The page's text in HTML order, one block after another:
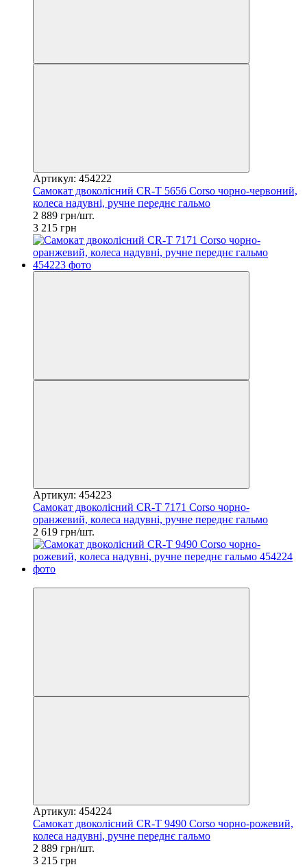
Артикул: 454222
Самокат двоколісний CR-T 5656 Corso чорно-червоний,
колеса надувні, ручне переднє гальмо
2 889 грн/шт.
3 215 грн
Артикул: 454223
Самокат двоколісний CR-T 7171 Corso чорно-
оранжевий, колеса надувні, ручне переднє гальмо
2 619 грн/шт.
Артикул: 454224
Самокат двоколісний CR-T 9490 Corso чорно-рожевий,
колеса надувні, ручне переднє гальмо
2 889 грн/шт.
3 215 грн